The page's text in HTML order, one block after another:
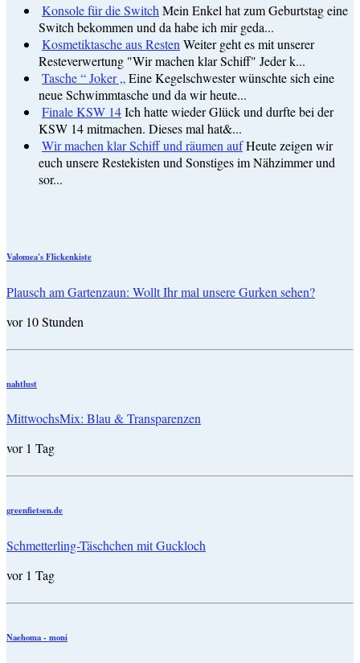
Konsole für die Switch Mein Enkel hat zum Geburtstag eine
Switch bekommen und da habe ich mir geda...
Kosmetiktasche aus Resten Weiter geht es mit unserer
Resteverwertung "Wir machen klar Schiff" Jeder k...
Tasche “ Joker „ Eine Kegelschwester wünschte sich eine
neue Schwimmtasche und da wir heute...
Finale KSW 14Ich hatte wieder Glück und durfte bei der
KSW 14 mitmachen. Dieses mal hat&...
Wir machen klar Schiff und räumen aufHeute zeigen wir
euch unsere Restekisten und Sonstiges im Nähzimmer und
sor...
Valomea's Flickenkiste
Plausch am Gartenzaun: Wollt Ihr mal unsere Gurken sehen?
vor 10 Stunden
nahtlust
MittwochsMix: Blau & Transparenzen
vor 1 Tag
greenfietsen.de
Schmetterling-Täschchen mit Guckloch
vor 1 Tag
Naehoma - moni